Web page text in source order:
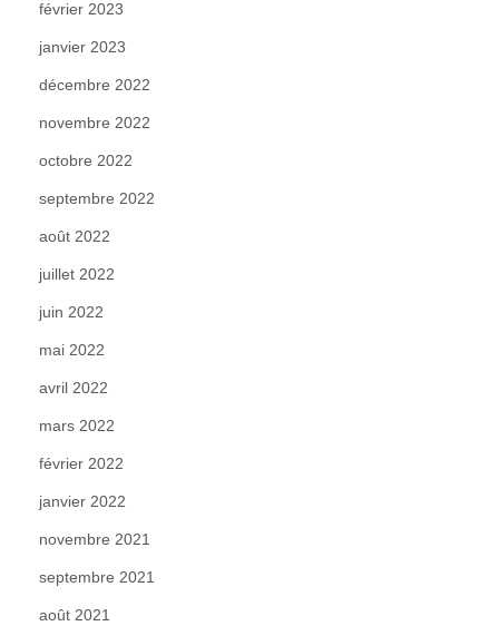
février 2023
janvier 2023
décembre 2022
novembre 2022
octobre 2022
septembre 2022
août 2022
juillet 2022
juin 2022
mai 2022
avril 2022
mars 2022
février 2022
janvier 2022
novembre 2021
septembre 2021
août 2021